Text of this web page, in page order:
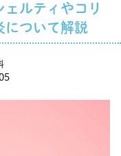
ルティやコリ
について解説